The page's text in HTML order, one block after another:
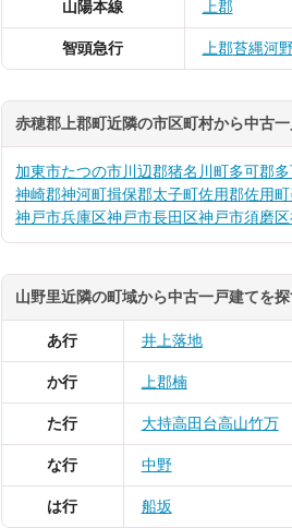
山陽本線 上郡
智頭急行 上郡苔縄河
赤穂郡上郡町近隣の市区町村から中古
加東市たつの市川辺郡猪名川町多可郡
神崎郡神河町揖保郡太子町佐用郡佐用町
神戸市兵庫区神戸市長田区神戸市須磨区
山野里近隣の町域から中古一戸建てを
あ行 井上落地
か行 上郡楠
た行 大持高田台高山竹万
な行 中野
は行 船坂